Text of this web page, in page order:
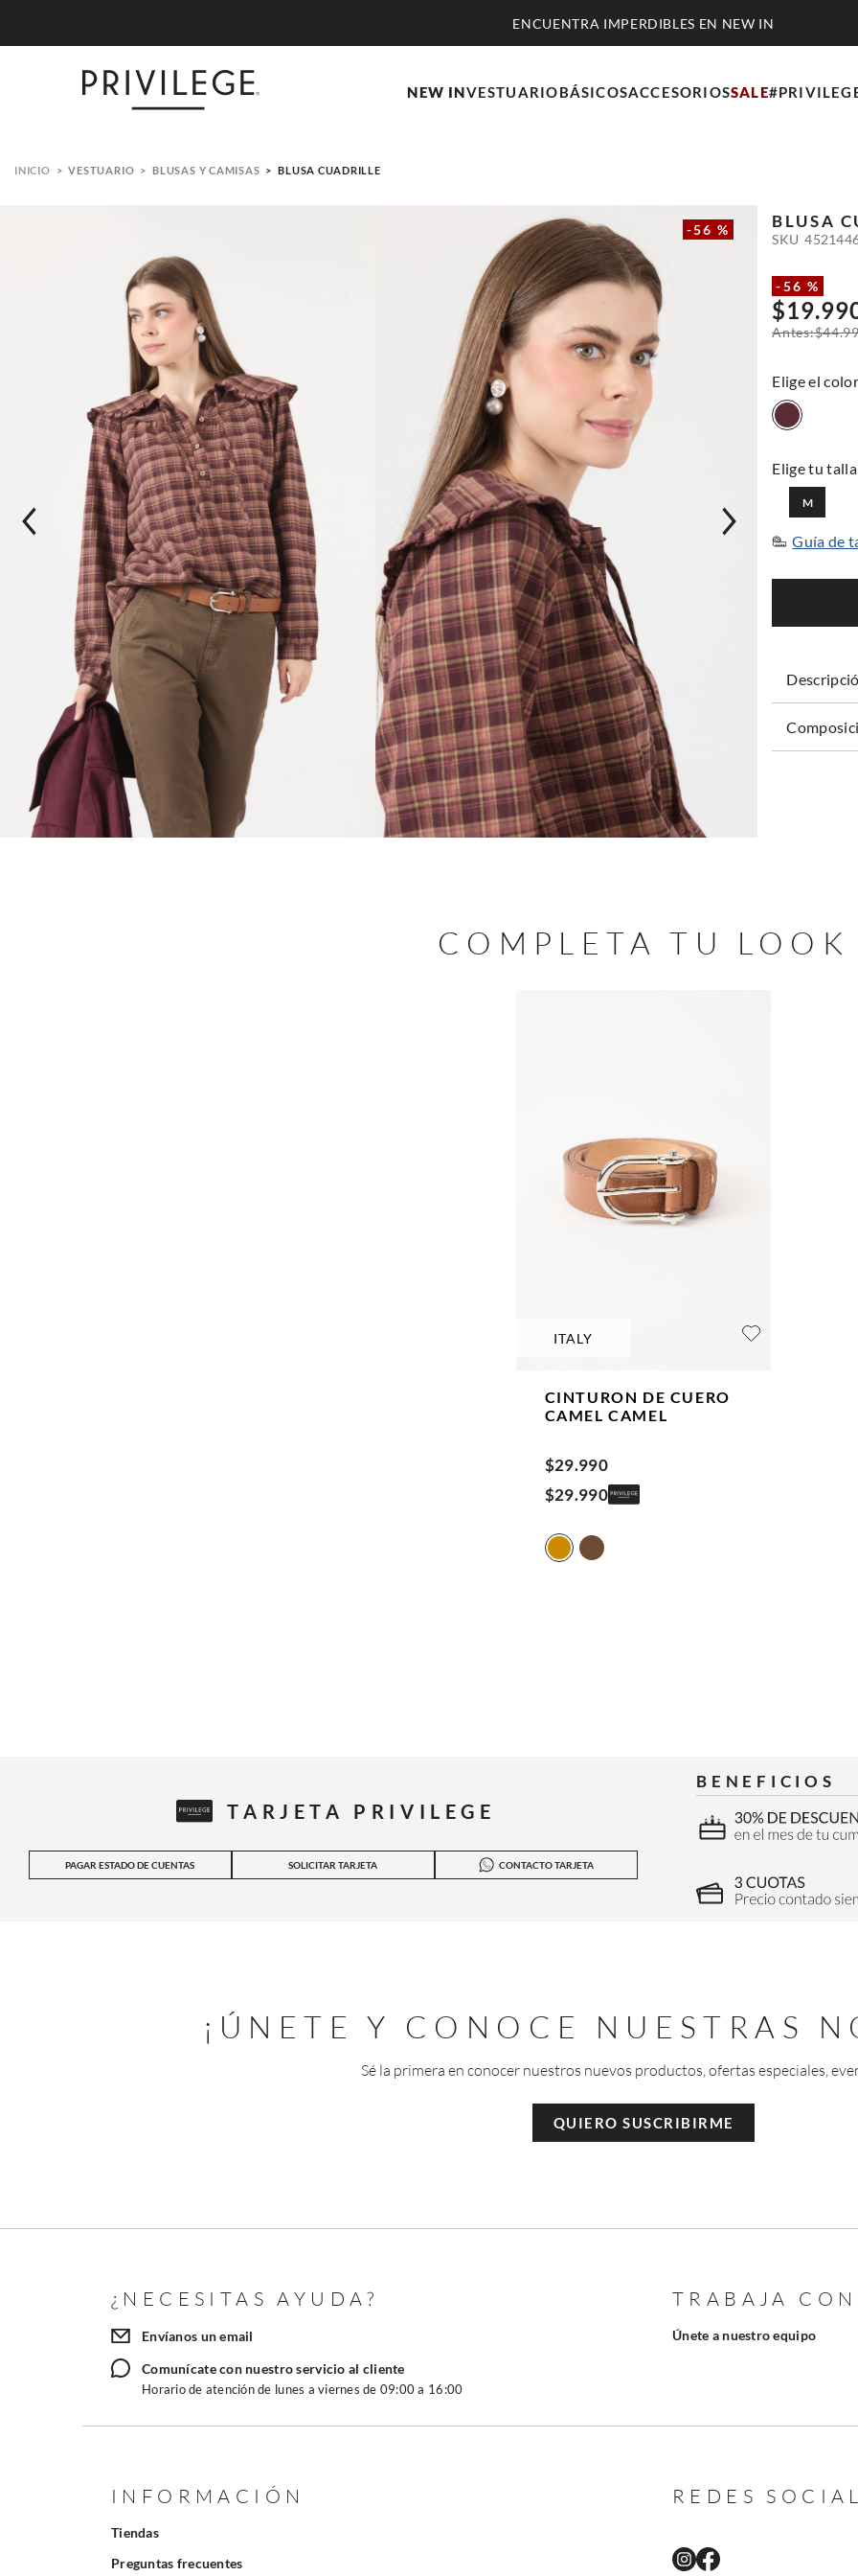
ENCUENTRA IMPERDIBLES EN NEW IN
NEW INVESTUARIOBÁSICOSACCESORIOSSALE
VESTUARIO BLUSAS Y CAMISAS BLUSA CUADRILLE
-56 % BLUSA
SKU
-56 %
$19.
$44.
M
Guía de
COMPLETA TU LOOK
ITALY
CINTURON DE CUERO
CAMEL CAMEL
$29.990
$29.990
TARJETA PRIVILEGE
PAGAR ESTADO DE CUENTAS SOLICITAR TARJETA CONTACTO TARJETA
BENEFICIOS
¡ÚNETE Y CONOCE NUESTRAS
Sé la primera en conocer nuestros nuevos productos, ofertas especiales,
QUIERO SUSCRIBIRME
¿NECESITAS AYUDA?
Envíanos un email
Comunícate con nuestro servicio al cliente
Horario de atención de lunes a viernes de 09:00 a 16:00
TRABAJA
Únete a nuestro equipo
INFORMACIÓN
Tiendas
Preguntas frecuentes
REDES